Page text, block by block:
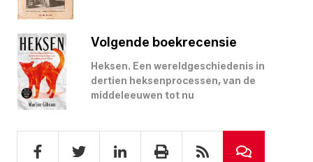
Volgende boekrecensie
Heksen. Een wereldgeschiedenis in
dertien heksenprocessen, van de
middeleeuwen tot nu